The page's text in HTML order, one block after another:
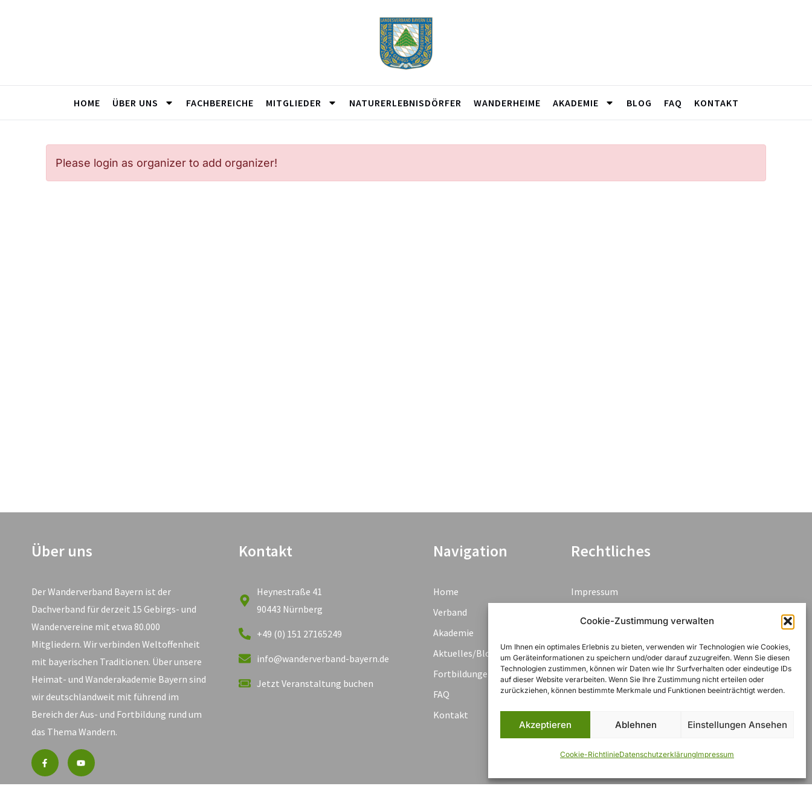
Cookie-Zustimmung verwalten
Um Ihnen ein optimales Erlebnis zu bieten, verwenden wir Technologien wie Cookies,
um Geräteinformationen zu speichern und/oder darauf zuzugreifen. Wenn Sie diesen
Technologien zustimmen, können wir Daten wie Ihr Surfverhalten oder eindeutige IDs
auf dieser Website verarbeiten. Wenn Sie Ihre Zustimmung nicht erteilen oder
zurückziehen, können bestimmte Merkmale und Funktionen beeinträchtigt werden.
Akzeptieren Ablehnen Einstellungen Ansehen
Cookie-RichtlinieDatenschutzerklärungImpressum
HOME ÜBER UNS FACHBEREICHE MITGLIEDER NATURERLEBNISDÖRFER WANDERHEIME AKADEMIE BLOG FAQ KONTAKT
Please login as organizer to add organizer!
Über uns
Der Wanderverband Bayern ist der
Dachverband für derzeit 15 Gebirgs- und
Wandervereine mit etwa 80.000
Mitgliedern. Wir verbinden Weltoffenheit
mit bayerischen Traditionen. Über unsere
Heimat- und Wanderakademie Bayern sind
wir deutschlandweit mit führend im
Bereich der Aus- und Fortbildung rund um
das Thema Wandern.
Kontakt
Heynestraße 41
90443 Nürnberg
+49 (0) 151 27165249
info@wanderverband-bayern.de
Jetzt Veranstaltung buchen
Navigation
Home
Verband
Akademie
Aktuelles/Blog
Fortbildungen & Termine
FAQ
Kontakt
Rechtliches
Impressum
Widerruf
Zahlungsarten
Cookie-Richtlinie (EU)